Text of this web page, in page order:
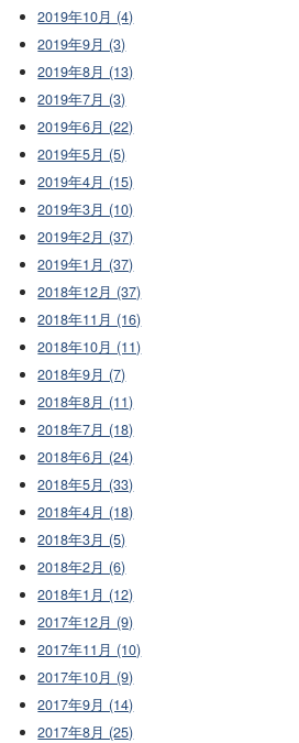
2019年10月 (4)
2019年9月 (3)
2019年8月 (13)
2019年7月 (3)
2019年6月 (22)
2019年5月 (5)
2019年4月 (15)
2019年3月 (10)
2019年2月 (37)
2019年1月 (37)
2018年12月 (37)
2018年11月 (16)
2018年10月 (11)
2018年9月 (7)
2018年8月 (11)
2018年7月 (18)
2018年6月 (24)
2018年5月 (33)
2018年4月 (18)
2018年3月 (5)
2018年2月 (6)
2018年1月 (12)
2017年12月 (9)
2017年11月 (10)
2017年10月 (9)
2017年9月 (14)
2017年8月 (25)